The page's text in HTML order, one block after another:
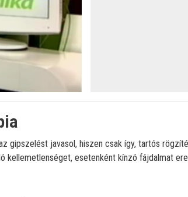
gipszelést javasol, hiszen csak így, tartós
kellemetlenséget, esetenként kínzó fájdalmat